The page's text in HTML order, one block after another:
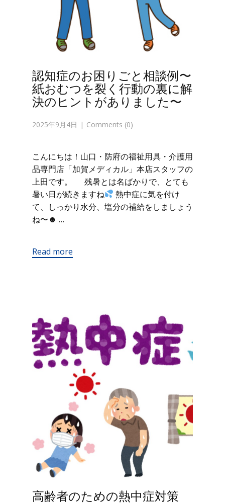
認知症のお困りごと相談例〜
紙おむつを裂く行動の裏に解
決のヒントがありました〜
2025年9月4日 Comments (0)
こんにちは！山口・防府の福祉用具・介護用
品専門店「加賀メディカル」本店スタッフの
上田です。 残暑とは名ばかりで、とても
暑い日が続きますね
熱中症に気を付け
て、しっかり水分、塩分の補給をしましょう
ね〜☻ …
Read more
高齢者のための熱中症対策